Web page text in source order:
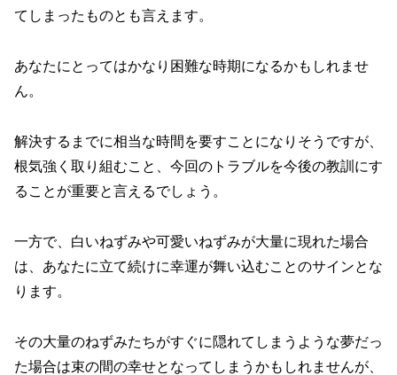
てしまったものとも言えます。
あなたにとってはかなり困難な時期になるかもしれませ
ん。
解決するまでに相当な時間を要すことになりそうですが、
根気強く取り組むこと、今回のトラブルを今後の教訓にす
ることが重要と言えるでしょう。
一方で、白いねずみや可愛いねずみが大量に現れた場合
は、あなたに立て続けに幸運が舞い込むことのサインとな
ります。
その大量のねずみたちがすぐに隠れてしまうような夢だっ
た場合は束の間の幸せとなってしまうかもしれませんが、